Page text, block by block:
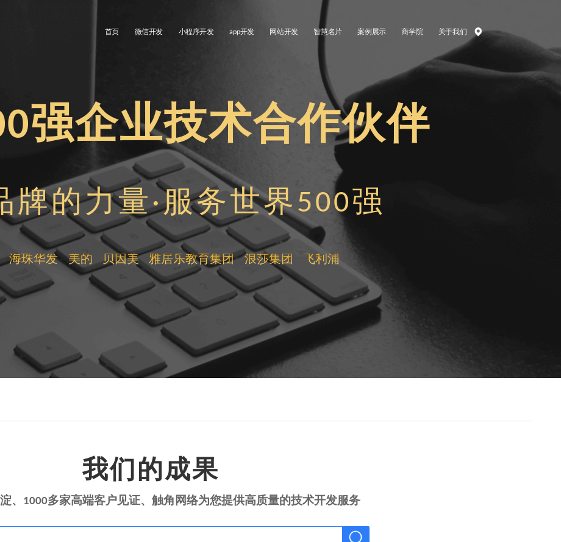
首页 微信开发 小程序开发 app开发 网站开发 智慧名片 案例展示 商学院 关于我们
强企业技术合作伙伴
牌的力量·服务世界500强
海珠华发 美的 贝因美 雅居乐教育集团 浪莎集团 飞利浦
我们的成果
、1000多家高端客户见证、触角网络为您提供高质量的技术开发服务